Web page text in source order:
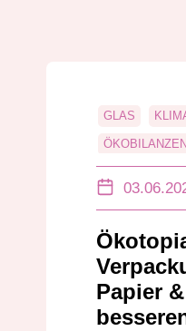
GLAS
ÖKOBILANZEN
VERPACKUNG
Papier